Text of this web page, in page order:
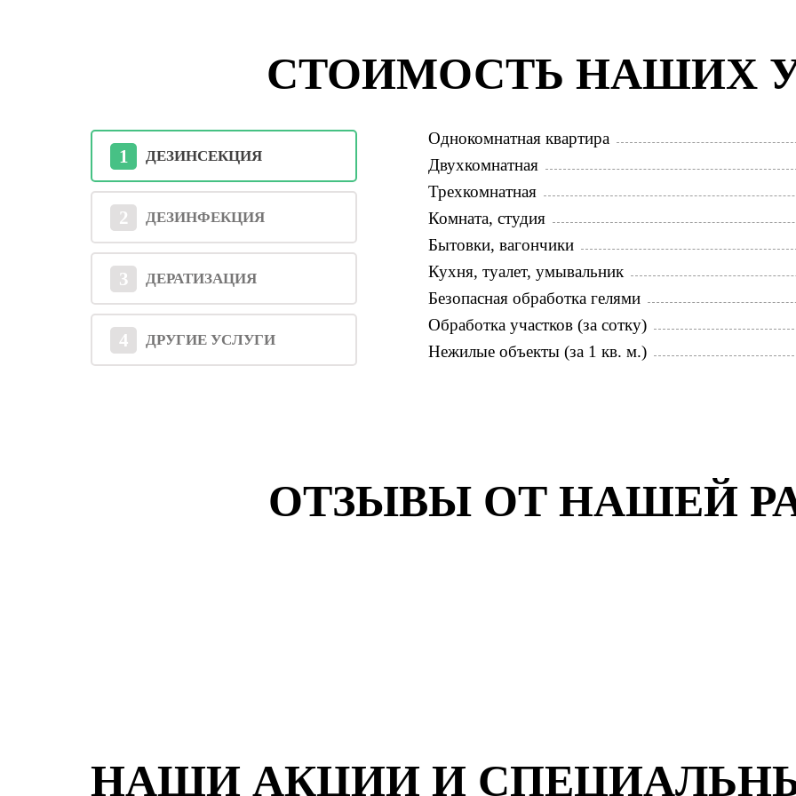
СТОИМОСТЬ НАШИХ
1 ДЕЗИНСЕКЦИЯ
2 ДЕЗИНФЕКЦИЯ
3 ДЕРАТИЗАЦИЯ
4 ДРУГИЕ УСЛУГИ
Однокомнатная квартира
Двухкомнатная
Трехкомнатная
Комната, студия
Бытовки, вагончики
Кухня, туалет, умывальник
Безопасная обработка гелями
Обработка участков (за сотку)
Нежилые объекты (за 1 кв. м.)
ОТЗЫВЫ ОТ НАШЕЙ
НАШИ АКЦИИ И